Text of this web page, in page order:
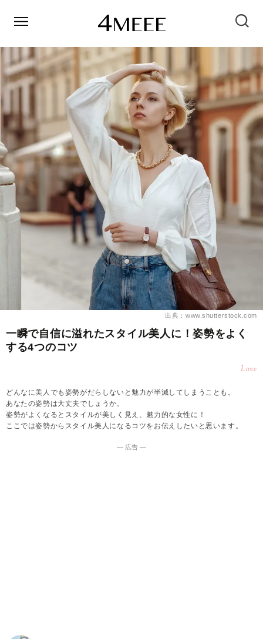
出典：www.shutterstock.com
一瞬で自信に溢れたスタイル美人に！姿勢をよく
する4つのコツ
Love
どんなに美人でも姿勢がだらしないと魅力が半減してしまうことも。
あなたの姿勢は大丈夫でしょうか。
姿勢がよくなるとスタイルが美しく見え、魅力的な女性に！
ここでは姿勢からスタイル美人になるコツをお伝えしたいと思います。
― 広告 ―